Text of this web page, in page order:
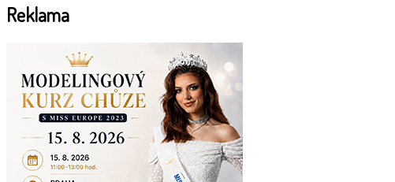
Reklama